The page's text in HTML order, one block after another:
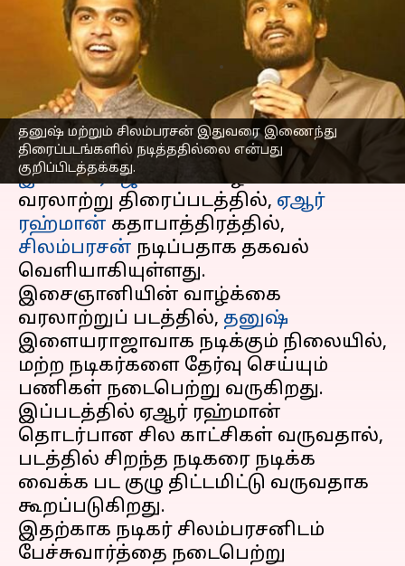
தனுஷ் மற்றும் சிலம்பரசன் இதுவரை இணைந்து
திரைப்படங்களில் நடித்ததில்லை என்பது
குறிப்பிடத்தக்கது.
ரஹ்மானாக நடிக்கும் சிம்பு
எழுதியவர் Srinath r 02:35 pm
செய்தி முன்னோட்டம்
இசையமைப்பாளர்'மேஸ்ட்ரோ'
இளையராஜாவின்வாழ்க்கை
வரலாற்று திரைப்படத்தில், ஏஆர்
ரஹ்மான் கதாபாத்திரத்தில்,
சிலம்பரசன் நடிப்பதாக தகவல்
வெளியாகியுள்ளது.
இசைஞானியின் வாழ்க்கை
வரலாற்றுப் படத்தில், தனுஷ்
இளையராஜாவாக நடிக்கும் நிலையில்,
மற்ற நடிகர்களை தேர்வு செய்யும்
பணிகள் நடைபெற்று வருகிறது.
இப்படத்தில் ஏஆர் ரஹ்மான்
தொடர்பான சில காட்சிகள் வருவதால்,
படத்தில் சிறந்த நடிகரை நடிக்க
வைக்க பட குழு திட்டமிட்டு வருவதாக
கூறப்படுகிறது.
இதற்காக நடிகர் சிலம்பரசனிடம்
பேச்சுவார்த்தை நடைபெற்று